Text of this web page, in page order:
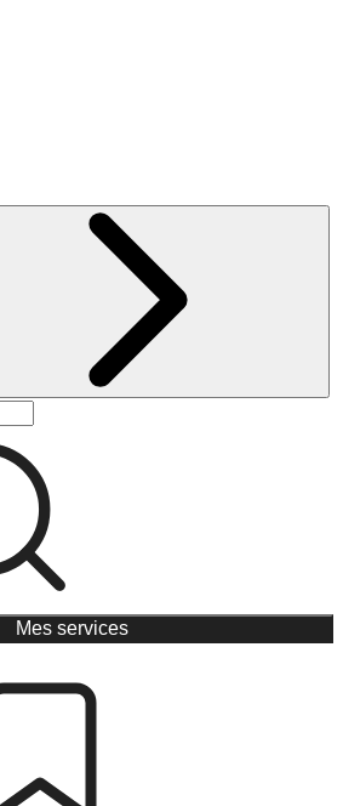
Mes services